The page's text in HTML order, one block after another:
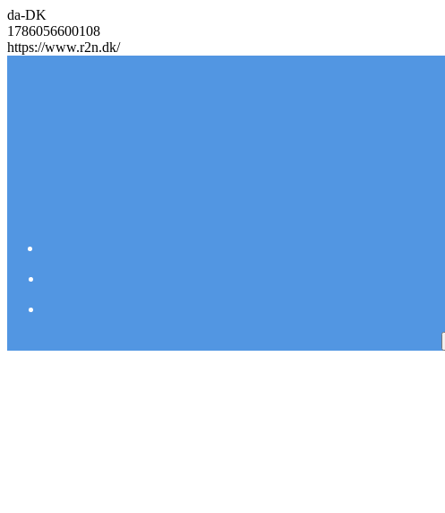
da-DK
1786056600108
https://www.r2n.dk/